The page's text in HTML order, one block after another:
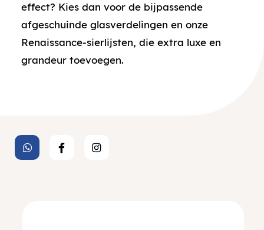
effect? Kies dan voor de bijpassende
afgeschuinde glasverdelingen en onze
Renaissance-sierlijsten, die extra luxe en
grandeur toevoegen.